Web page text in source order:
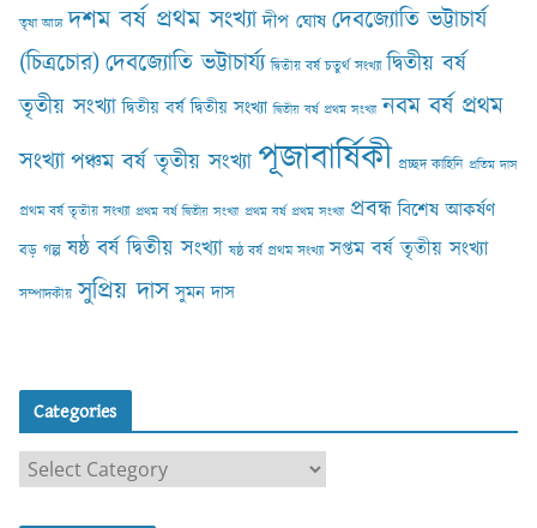
তৃষা আঢ‍্য দশম বর্ষ প্রথম সংখ্যা দীপ ঘোষ দেবজ্যোতি ভট্টাচার্য
(চিত্রচোর)দেবজ্যোতি ভট্টাচার্য্য দ্বিতীয় বর্ষ চতুর্থ সংখ্যা দ্বিতীয় বর্ষ
তৃতীয় সংখ্যা দ্বিতীয় বর্ষ দ্বিতীয় সংখ্যা দ্বিতীয় বর্ষ প্রথম সংখ্যা নবম বর্ষ প্রথম
সংখ্যাপঞ্চম বর্ষ তৃতীয় সংখ্যা পূজাবার্ষিকী প্রচ্ছদ কাহিনি প্রতিম দাস
প্রথম বর্ষ তৃতীয় সংখ্যা প্রথম বর্ষ দ্বিতীয় সংখ্যা প্রথম বর্ষ প্রথম সংখ্যা প্রবন্ধ বিশেষ আকর্ষণ
বড় গল্প ষষ্ঠ বর্ষ দ্বিতীয় সংখ্যা ষষ্ঠ বর্ষ প্রথম সংখ্যা সপ্তম বর্ষ তৃতীয় সংখ্যা
সম্পাদকীয় সুপ্রিয় দাস সুমন দাস
Categories
a